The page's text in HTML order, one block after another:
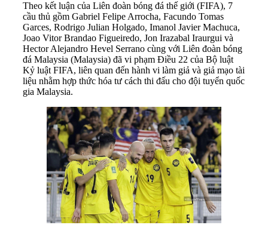
Theo kết luận của Liên đoàn bóng đá thế giới (FIFA), 7
cầu thủ gồm Gabriel Felipe Arrocha, Facundo Tomas
Garces, Rodrigo Julian Holgado, Imanol Javier Machuca,
Joao Vitor Brandao Figueiredo, Jon Irazabal Iraurgui và
Hector Alejandro Hevel Serrano cùng với Liên đoàn bóng
đá Malaysia (Malaysia) đã vi phạm Điều 22 của Bộ luật
Kỷ luật FIFA, liên quan đến hành vi làm giả và giả mạo tài
liệu nhằm hợp thức hóa tư cách thi đấu cho đội tuyển quốc
gia Malaysia.